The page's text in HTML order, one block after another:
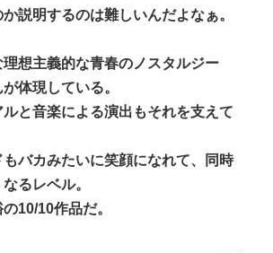
説明するのは難しいんだよなぁ。
想主義的な青春のノスタルジー
体現している。
と音楽による演出もそれを支えて
もバカみたいに笑顔になれて、同時
るレベル。
10/10作品だ。